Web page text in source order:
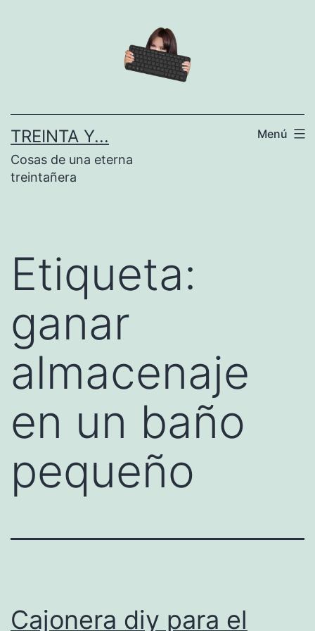
TREINTA Y...
Cosas de una eterna
treintañera
Menú
Etiqueta:
ganar
almacenaje
en un baño
pequeño
Cajonera diy para el